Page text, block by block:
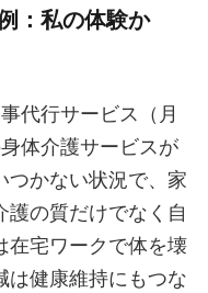
：私の体験か
代行サービス（月
体介護サービスが
つかない状況で、家
の質だけでなく自
在宅ワークで体を壊
は健康維持にもつな